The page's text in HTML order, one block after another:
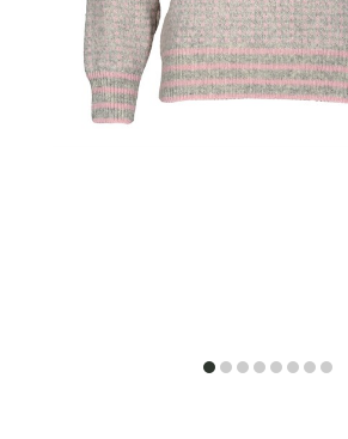
itemitemitemitemitemitemitemitem